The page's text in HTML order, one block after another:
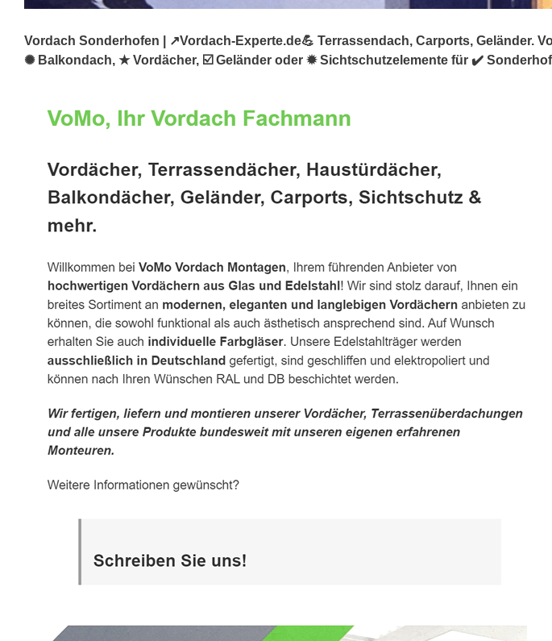
Vordach Sonderhofen | ↗️Vordach-Experte.de💪 Terrassendach, Carports, Geländer.
✺ Balkondach, ★ Vordächer, ☑️ Geländer oder ✹ Sichtschutzelemente für ✔️